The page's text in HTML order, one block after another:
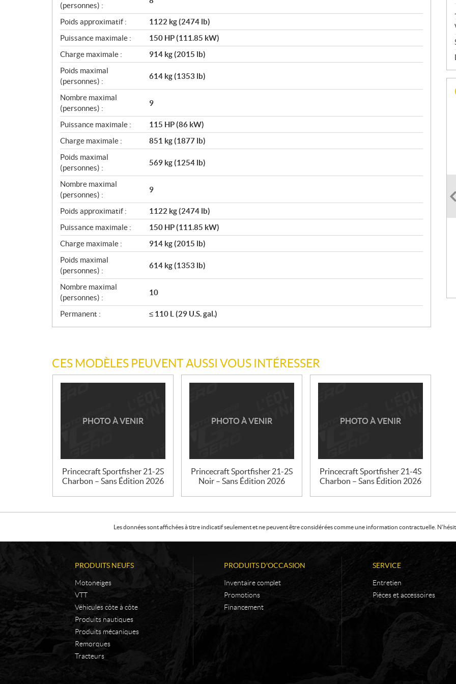
(personnes) :
Poids approximatif :
1122 kg (2474 lb)
Puissance maximale :
150 HP (111.85 kW)
Charge maximale :
914 kg (2015 lb)
Poids maximal
(personnes) :
614 kg (1353 lb)
Nombre maximal
(personnes) :
9
Puissance maximale :
115 HP (86 kW)
Charge maximale :
851 kg (1877 lb)
Poids maximal
(personnes) :
569 kg (1254 lb)
Nombre maximal
(personnes) :
9
Poids approximatif :
1122 kg (2474 lb)
Puissance maximale :
150 HP (111.85 kW)
Charge maximale :
914 kg (2015 lb)
Poids maximal
(personnes) :
614 kg (1353 lb)
Nombre maximal
(personnes) :
10
Permanent : ≤ 110 L (29 U.S. gal.)
CES MODÈLES PEUVENT AUSSI VOUS INTÉRESSER
PHOTO À VENIR
Princecraft Sportfisher 21-2S
Charbon – Sans Édition 2026
PHOTO À VENIR
Princecraft Sportfisher 21-2S
Noir – Sans Édition 2026
PHOTO À VENIR
Princecraft Sportfisher 21-4S
Charbon – Sans Édition 2026
Les données sont affichées à titre indicatif seulement et ne peuvent être considérées comme une information contractuelle.
PRODUITS NEUFS
Motoneiges
VTT
Véhicules côte à côte
Produits nautiques
Produits mécaniques
Remorques
Tracteurs
PRODUITS D'OCCASION
Inventaire complet
Promotions
Financement
SERVICE
Entretien
Pièces et accessoires